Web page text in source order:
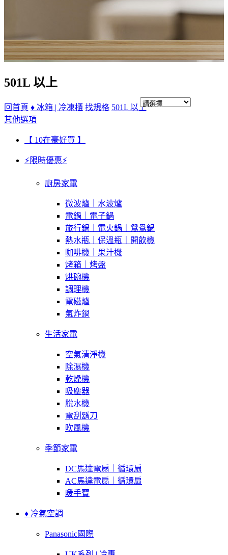
501L 以上
回首頁 ♦ 冰箱 | 冷凍櫃 找規格 501L 以上
其他選項
【 10在豪好買 】
⚡限時優惠⚡
廚房家電
微波爐｜水波爐
電鍋｜電子鍋
旅行鍋｜電火鍋｜鴛鴦鍋
熱水瓶｜保溫瓶｜開飲機
咖啡機｜果汁機
烤箱｜烤盤
烘碗機
調理機
電磁爐
氣炸鍋
生活家電
空氣清淨機
除濕機
乾燥機
吸塵器
脫水機
電刮鬍刀
吹風機
季節家電
DC馬達電扇｜循環扇
AC馬達電扇｜循環扇
暖手寶
♦ 冷氣空調
Panasonic國際